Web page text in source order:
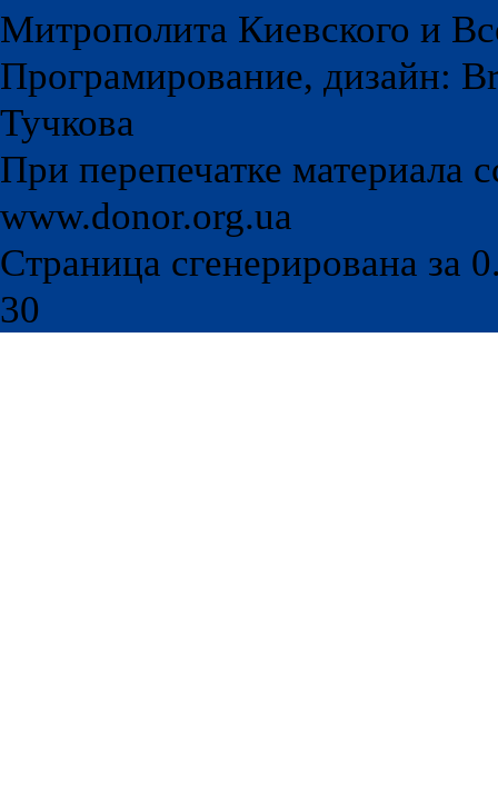
Митрополита Киевского и
Програмирование, дизайн:
Тучкова
При перепечатке материала
www.donor.org.ua
Страница сгенерирована за
30